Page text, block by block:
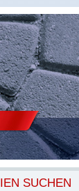
SUCHEN